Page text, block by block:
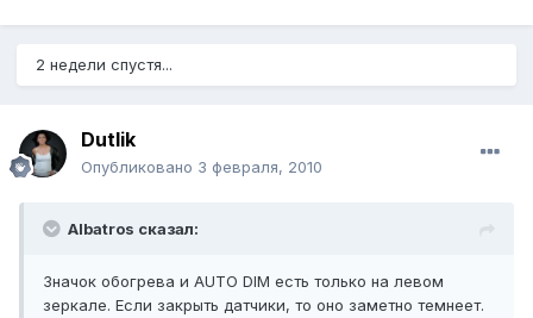
2 недели спустя...
Dutlik
Опубликовано 3 февраля, 2010
Albatros сказал:
Значок обогрева и AUTO DIM есть только на левом
зеркале. Если закрыть датчики, то оно заметно темнеет.